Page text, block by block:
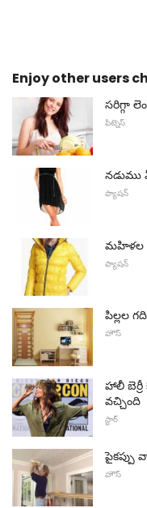
Enjoy other users
సరిగ్గా
ఫిట్నెస్
నడుము
ఫ్యాషన్
మహిళల
ఫ్యాషన్
పిల్లల
హౌస్
హాలీ బెర్రీ
వచ్చింది
స్టార్
పైకప్పు
హౌస్